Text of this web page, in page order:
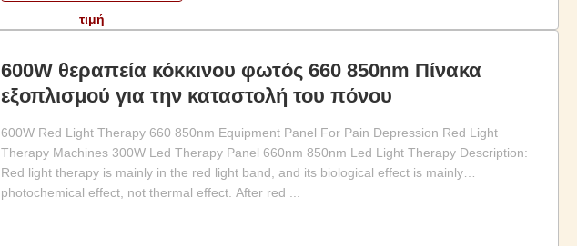
τιμή
600W θεραπεία κόκκινου φωτός 660 850nm Πίνακα
εξοπλισμού για την καταστολή του πόνου
600W Red Light Therapy 660 850nm Equipment Panel For Pain Depression Red Light
Therapy Machines 300W Led Therapy Panel 660nm 850nm Led Light Therapy Description:
Red light therapy is mainly in the red light band, and its biological effect is mainly
photochemical effect, not thermal effect. After red ...